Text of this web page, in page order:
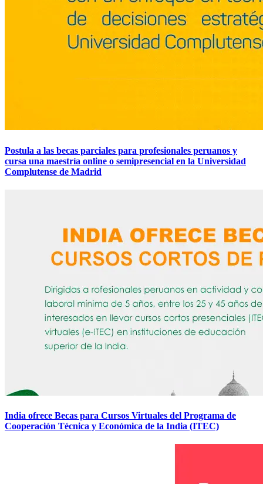
Postula a las becas parciales para profesionales peruanos y
cursa una maestría online o semipresencial en la Universidad
Complutense de Madrid
India ofrece Becas para Cursos Virtuales del Programa de
Cooperación Técnica y Económica de la India (ITEC)